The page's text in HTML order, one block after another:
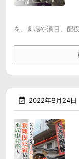
を、劇場や演目、配
 2022年8月24日